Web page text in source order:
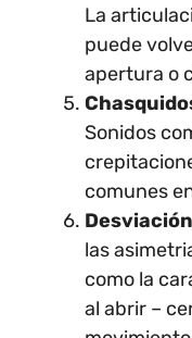
La
puede
apertura o
Sonidos
comunes
las
como la
al abrir –